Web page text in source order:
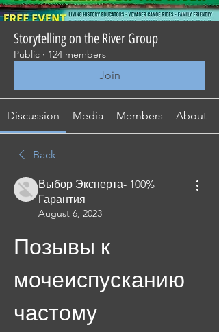
Storytelling on the River Group
Public · 124 members
Join
Discussion Media Members About
Back
Выбор Эксперта- 100%
Гарантия
August 6, 2023
Позывы к
мочеиспусканию
частому